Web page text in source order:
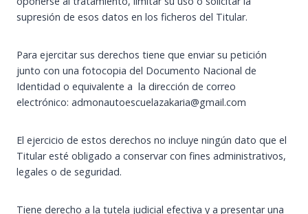
supresión de esos datos en los ficheros del Titular.
Para ejercitar sus derechos tiene que enviar su petición
junto con una fotocopia del Documento Nacional de
Identidad o equivalente a la dirección de correo
electrónico: admonautoescuelazakaria@gmail.com
El ejercicio de estos derechos no incluye ningún dato que el
Titular esté obligado a conservar con fines administrativos,
legales o de seguridad.
Tiene derecho a la tutela judicial efectiva y a presentar una